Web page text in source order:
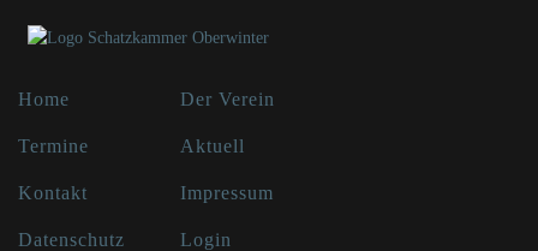
Home Der Verein
Termine Aktuell
Kontakt Impressum
Datenschutz Login